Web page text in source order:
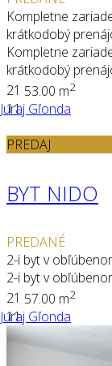
Kompletne
krátkodobý
Kompletne
krátkodobý
21 53.00 m2
Juraj Gľonda
11
PREDAJ
BYT NIDO
PREDANÉ
2-i byt v
2-i byt v
21 57.00 m2
Juraj Gľonda
11